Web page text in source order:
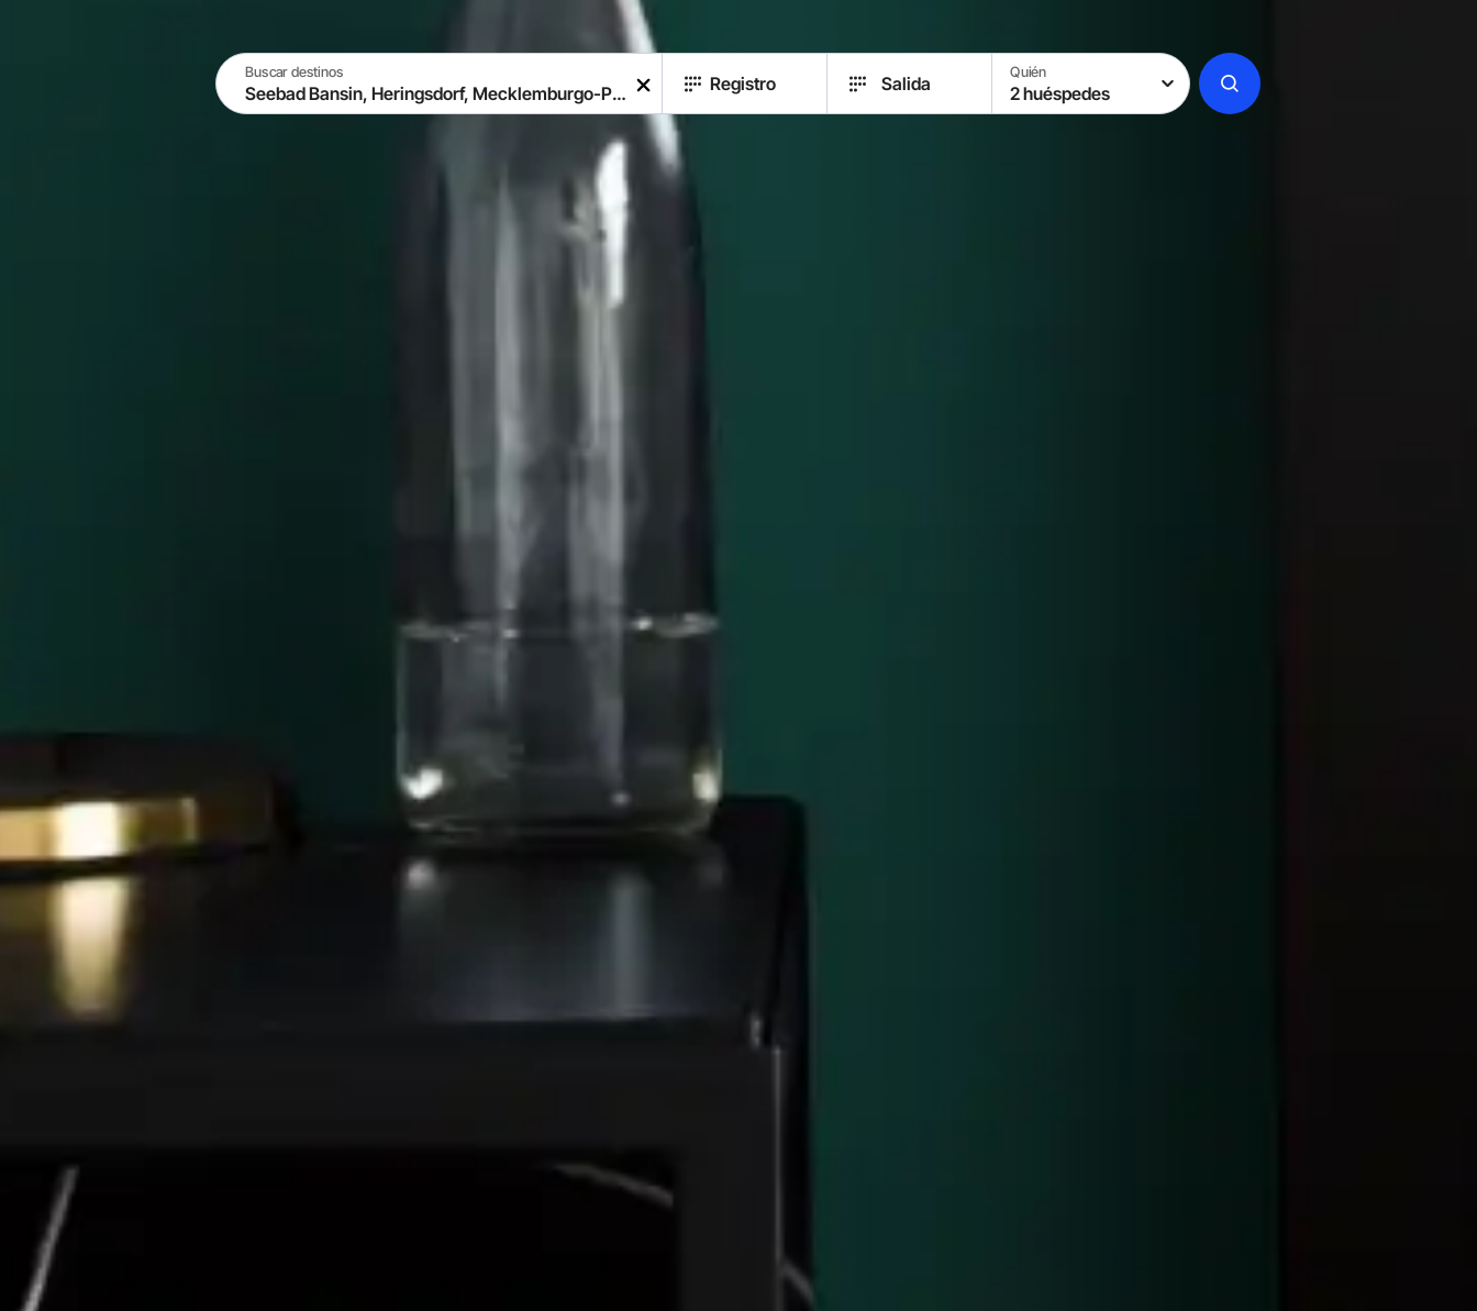
Buscar destinos
Registro Salida
Quién